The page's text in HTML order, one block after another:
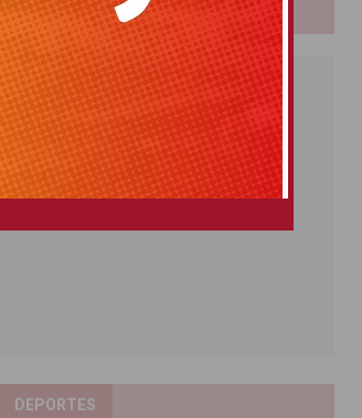
PUBLICIDAD
DEPORTES